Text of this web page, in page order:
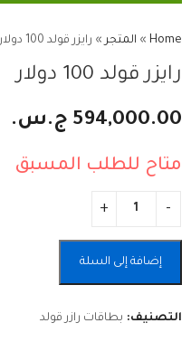
Home
» المتجر » رايزر قولد 100 دولار
رايزر قولد 100 دولار
594,000.00 ج.س.
متاح للطلب المسبق
إضافة إلى السلة
Alternative:
التصنيف: بطاقات رازر قولد